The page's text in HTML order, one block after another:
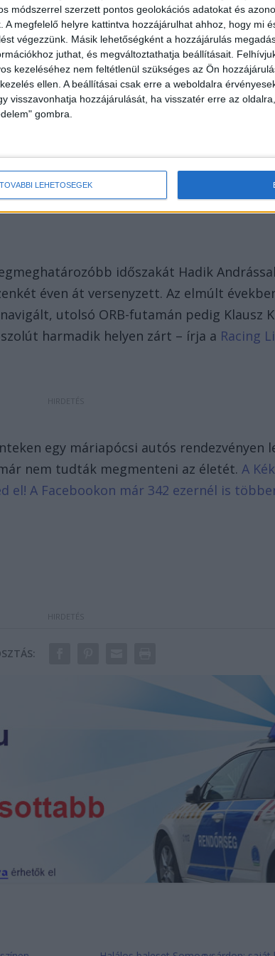
módszerrel szerzett pontos geolokációs adatokat és
A megfelelő helyre kattintva hozzájárulhat ahhoz, hogy mi
végezzünk. Másik lehetőségként a hozzájárulás
juthat, és megváltoztathatja beállításait.
kezeléséhez nem feltétlenül szükséges az Ön
ellen. A beállításai csak erre a weboldalra
visszavonhatja hozzájárulását, ha visszatér erre az
gombra.
TOVÁBBI LEHETŐSÉGEK
időszakát Hadik
éven át versenyzett. Az elmúlt
utolsó ORB-futamán pedig Klausz
harmadik helyen zárt – írja a Racing
egy máriapócsi autós rendezvényen
nem tudták megmenteni az életét.A
A Facebookon már 342 ezernél is